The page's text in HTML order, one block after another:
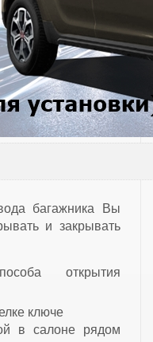
багажника Вы
и закрывать
открытия
ключе
в салоне рядом